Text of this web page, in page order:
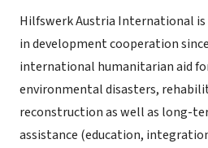
Hilfswerk Austria International is
in development cooperation
international humanitarian aid
environmental disasters,
reconstruction as well as long-
assistance (education,